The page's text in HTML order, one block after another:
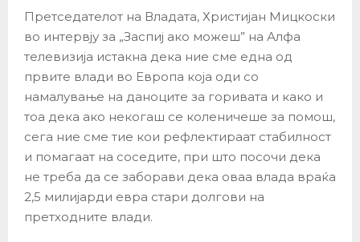
Претседателот на Владата, Христијан Мицкоски
во интервју за „Заспиј ако можеш” на Алфа
телевизија истакна дека ние сме една од
првите влади во Европа која оди со
намалување на даноците за горивата и како и
тоа дека ако некогаш се коленичеше за помош,
сега ние сме тие кои рефлектираат стабилност
и помагаат на соседите, при што посочи дека
не треба да се заборави дека оваа влада враќа
2,5 милијарди евра стари долгови на
претходните влади.